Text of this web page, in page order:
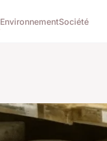
EnvironnementSociété